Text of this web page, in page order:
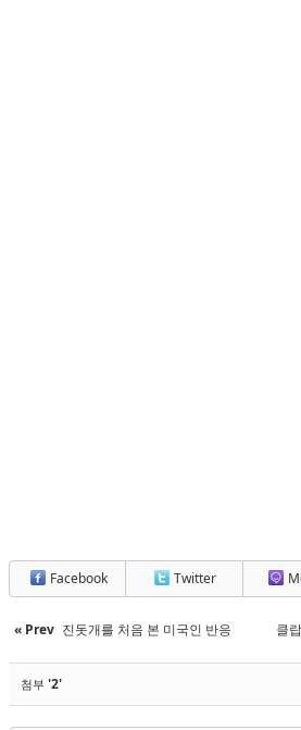
Facebook Twitter
« Prev 진돗개를 처음 본 미국인 반응 클
첨부 '2'